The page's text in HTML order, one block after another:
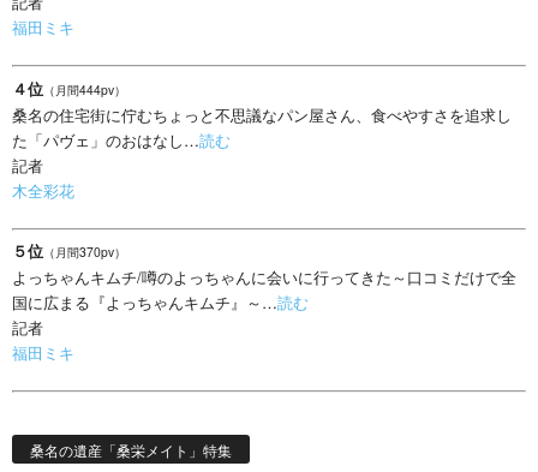
福田ミキ
４位 （月間444pv）
桑名の住宅街に佇むちょっと不思議なパン屋さん、食べやすさを追求し
た「パヴェ」のおはなし…読む
記者
木全彩花
５位 （月間370pv）
よっちゃんキムチ/噂のよっちゃんに会いに行ってきた～口コミだけで全
国に広まる『よっちゃんキムチ』～…読む
記者
福田ミキ
桑名の遺産「桑栄メイト」特集